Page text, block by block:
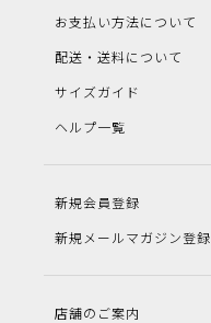
お支払い方法について
配送・送料について
サイズガイド
ヘルプ一覧
新規会員登録
新規メールマガジン登録
店舗のご案内